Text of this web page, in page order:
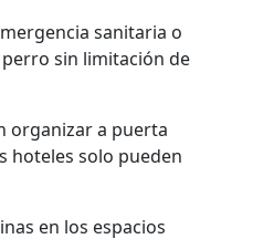
sanitaria o
sin limitación de
organizar a puerta
hoteles solo pueden
en los espacios